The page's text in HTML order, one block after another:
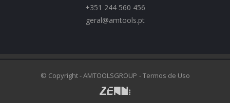
+351 244 560 456
geral@amtools.pt
© Copyright - AMTOOLSGROUP - Termos de Uso